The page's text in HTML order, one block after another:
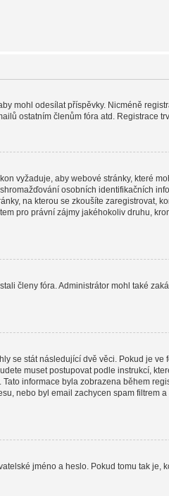
mohl odesílat příspěvky. Nicméně
ostatním členům fóra atd. Registrace
vyžaduje, aby webové stránky, které
osobních identifikačních
na kterou se zkoušíte zaregistrovat,
pro právní zájmy jakéhokoliv druhu,
členy fóra. Administrátor mohl také
se stát následující dvě věci. Pokud je
muset postupovat podle instrukcí,
informace byla zobrazena během
nebo byl email zachycen spam filtrem
jméno a heslo. Pokud tomu tak